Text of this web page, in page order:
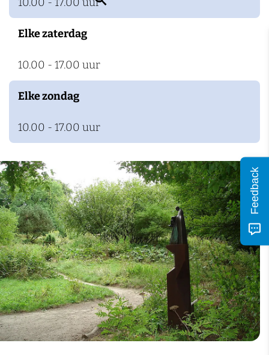
o
Elke zaterdag
10.00 - 17.00 uur
Elke zondag
10.00 - 17.00 uur
Feedback